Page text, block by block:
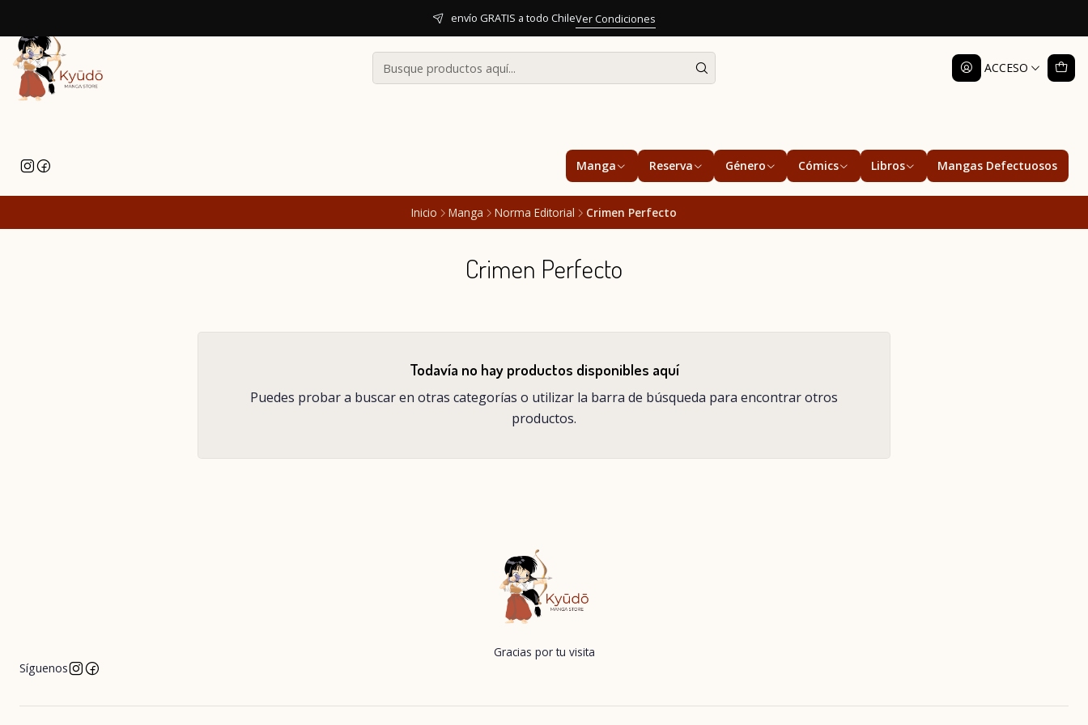
ACCESO
Manga Reserva Género Cómics Libros Mangas Defectuosos
envío GRATIS a todo ChileVer Condiciones
Inicio Manga Norma Editorial Crimen Perfecto
Crimen Perfecto
Todavía no hay productos disponibles aquí
Puedes probar a buscar en otras categorías o utilizar la barra de búsqueda para encontrar otros
productos.
Gracias por tu visita
Síguenos